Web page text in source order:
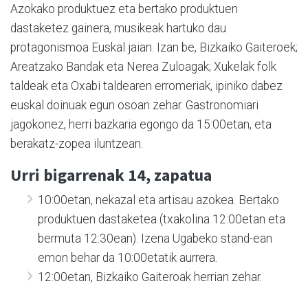
Azokako produktuez eta bertako produktuen
dastaketez gainera, musikeak hartuko dau
protagonismoa Euskal jaian. Izan be, Bizkaiko Gaiteroek;
Areatzako Bandak eta Nerea Zuloagak; Xukelak folk
taldeak eta Oxabi taldearen erromeriak, ipiniko dabez
euskal doinuak egun osoan zehar. Gastronomiari
jagokonez, herri bazkaria egongo da 15:00etan, eta
berakatz-zopea iluntzean.
Urri bigarrenak 14, zapatua
10:00etan, nekazal eta artisau azokea. Bertako
produktuen dastaketea (txakolina 12:00etan eta
bermuta 12:30ean). Izena Ugabeko stand-ean
emon behar da 10:00etatik aurrera.
12:00etan, Bizkaiko Gaiteroak herrian zehar.